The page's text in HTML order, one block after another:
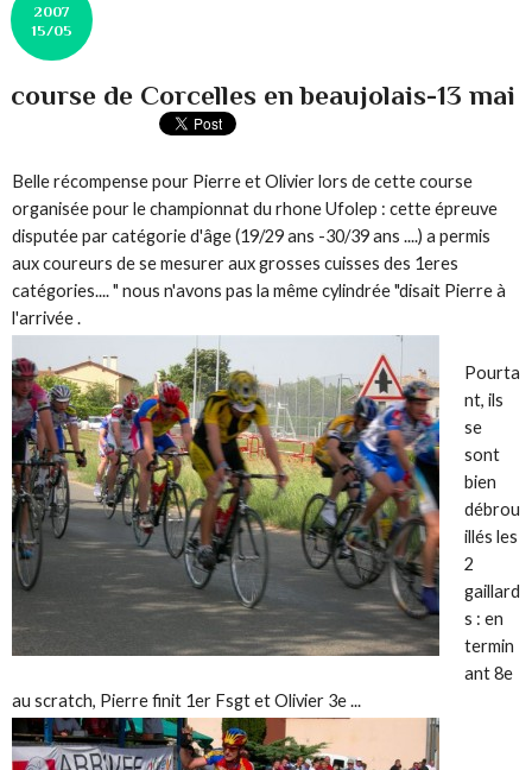
2007
15/05
course de Corcelles en beaujolais-13 mai
Belle récompense pour Pierre et Olivier lors de cette course
organisée pour le championnat du rhone Ufolep : cette épreuve
disputée par catégorie d'âge (19/29 ans -30/39 ans ....) a permis
aux coureurs de se mesurer aux grosses cuisses des 1eres
catégories.... " nous n'avons pas la même cylindrée "disait Pierre à
l'arrivée .
Pourta
nt, ils
se
sont
bien
débrou
illés les
2
gaillard
s : en
termin
ant 8e
au scratch, Pierre finit 1er Fsgt et Olivier 3e ...